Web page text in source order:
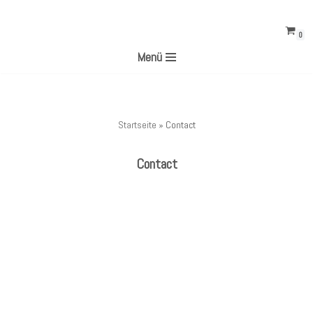
0
Menü
Startseite » Contact
Contact